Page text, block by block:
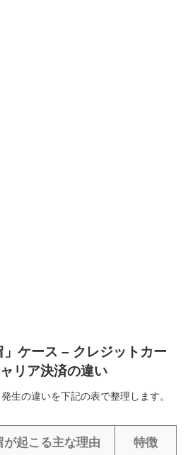
ケース – クレジットカー
リア決済の違い
生の違いを下記の表で整理します。
が起こる主な理由 特徴